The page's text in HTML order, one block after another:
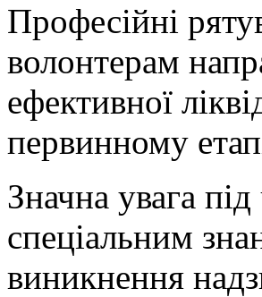
Професійні
волонтерам
ефективної
первинному
Значна увага
спеціальним
виникнення